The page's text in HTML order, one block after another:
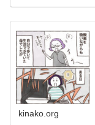
kinako.org